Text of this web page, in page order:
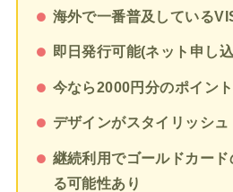
海外で一番普及している
即日発行可能(ネット申し
今なら2000円分のポイン
デザインがスタイリッシュ
継続利用でゴールドカー
る可能性あり